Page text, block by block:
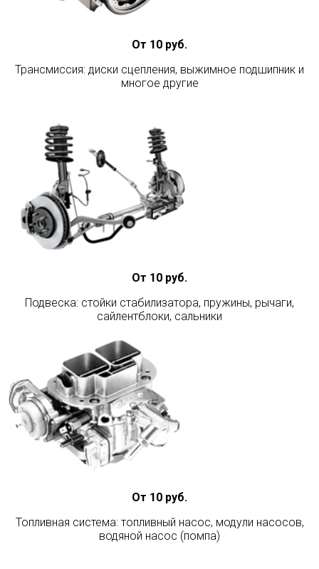
От 10 руб.
Трансмиссия: диски сцепления, выжимное подшипник и
многое другие
От 10 руб.
Подвеска: стойки стабилизатора, пружины, рычаги,
сайлентблоки, сальники
От 10 руб.
Топливная система: топливный насос, модули насосов,
водяной насос (помпа)